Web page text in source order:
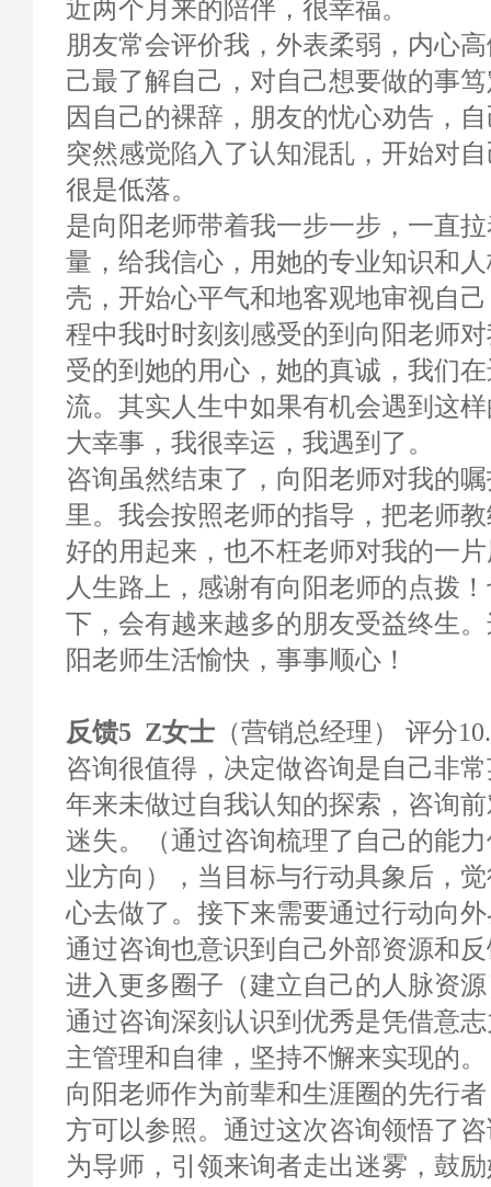
近两个月来的陪伴，很幸福。
朋友常会评价我，外表柔弱，内心
己最了解自己，对自己想要做的事
因自己的裸辞，朋友的忧心劝告，
突然感觉陷入了认知混乱，开始对
很是低落。
是向阳老师带着我一步一步，一直
量，给我信心，用她的专业知识和
壳，开始心平气和地客观地审视自
程中我时时刻刻感受的到向阳老师
受的到她的用心，她的真诚，我们
流。其实人生中如果有机会遇到这
大幸事，我很幸运，我遇到了。
咨询虽然结束了，向阳老师对我的
里。我会按照老师的指导，把老师
好的用起来，也不枉老师对我的一
人生路上，感谢有向阳老师的点拨
下，会有越来越多的朋友受益终生
阳老师生活愉快，事事顺心！
反馈5 Z女士 （营销总经理） 评分
咨询很值得，决定做咨询是自己非
年来未做过自我认知的探索，咨询
迷失。（通过咨询梳理了自己的能
业方向），当目标与行动具象后，
心去做了。接下来需要通过行动向
通过咨询也意识到自己外部资源和
进入更多圈子（建立自己的人脉资
通过咨询深刻认识到优秀是凭借意
主管理和自律，坚持不懈来实现的。
向阳老师作为前辈和生涯圈的先行
方可以参照。通过这次咨询领悟了
为导师，引领来询者走出迷雾，鼓